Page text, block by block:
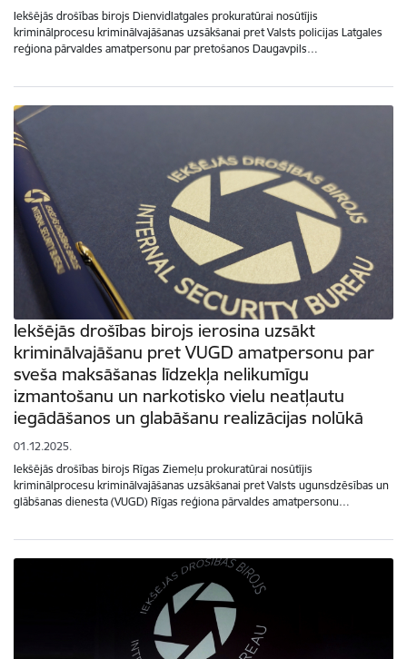
Iekšējās drošības birojs Dienvidlatgales prokuratūrai nosūtījis
kriminālprocesu kriminālvajāšanas uzsākšanai pret Valsts policijas Latgales
reģiona pārvaldes amatpersonu par pretošanos Daugavpils…
Iekšējās drošības birojs ierosina uzsākt
kriminālvajāšanu pret VUGD amatpersonu par
sveša maksāšanas līdzekļa nelikumīgu
izmantošanu un narkotisko vielu neatļautu
iegādāšanos un glabāšanu realizācijas nolūkā
01.12.2025.
Iekšējās drošības birojs Rīgas Ziemeļu prokuratūrai nosūtījis
kriminālprocesu kriminālvajāšanas uzsākšanai pret Valsts ugunsdzēsības un
glābšanas dienesta (VUGD) Rīgas reģiona pārvaldes amatpersonu…